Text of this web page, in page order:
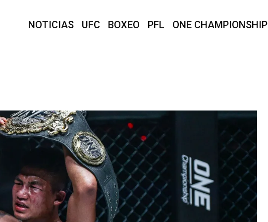
NOTICIAS UFC BOXEO PFL ONE CHAMPIONSHIP